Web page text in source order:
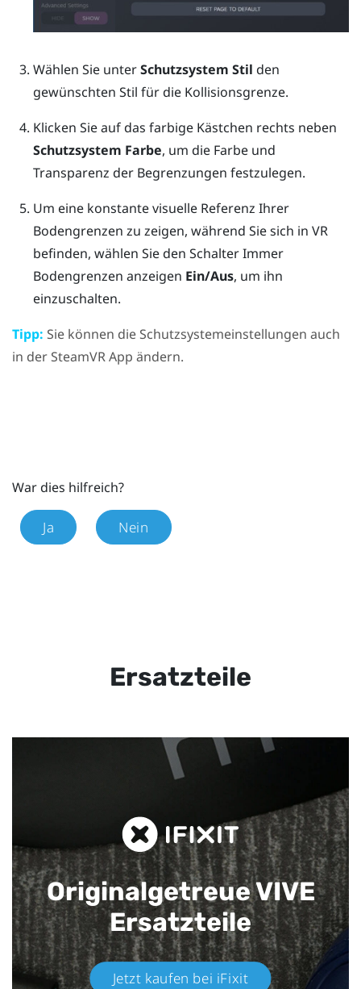
Wählen Sie unterSchutzsystem Stil den
gewünschten Stil für die Kollisionsgrenze.
Klicken Sie auf das farbige Kästchen rechts neben
Schutzsystem Farbe, um die Farbe und
Transparenz der Begrenzungen festzulegen.
Um eine konstante visuelle Referenz Ihrer
Bodengrenzen zu zeigen, während Sie sich in VR
befinden, wählen Sie den Schalter Immer
Bodengrenzen anzeigen Ein/Aus, um ihn
einzuschalten.
Tipp: Sie können die Schutzsystemeinstellungen auch
in der SteamVRApp ändern.
War dies hilfreich?
Ja Nein
Ersatzteile
Originalgetreue VIVE
Ersatzteile
Jetzt kaufen bei iFixit​